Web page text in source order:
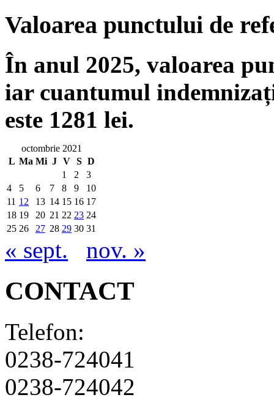
Valoarea punctului de
În anul 2025, valoarea
iar cuantumul
este 1281 lei.
octombrie 2021
L Ma Mi J V S D
1
2
3
4
5 6 7 8 9
10
11 12 13 14 15 16 17
18 19 20 21 22 23 24
25 26 27 28 29 30 31
« sept. nov. »
CONTACT
Telefon:
0238-724041
0238-724042